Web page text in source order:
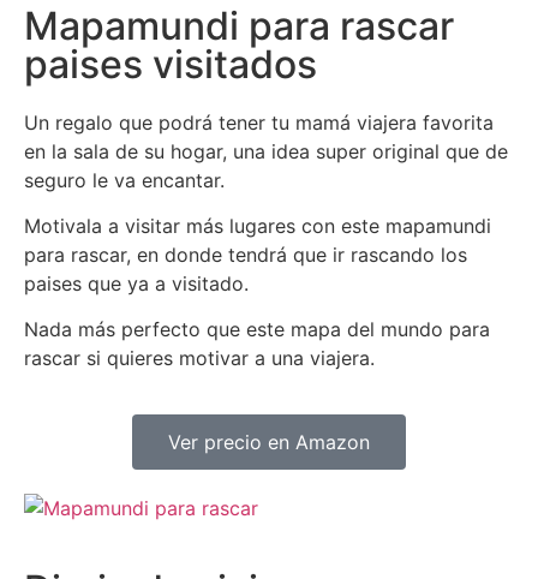
Mapamundi para rascar
paises visitados
Un regalo que podrá tener tu mamá viajera favorita
en la sala de su hogar, una idea super original que de
seguro le va encantar.
Motivala a visitar más lugares con este mapamundi
para rascar, en donde tendrá que ir rascando los
paises que ya a visitado.
Nada más perfecto que este mapa del mundo para
rascar si quieres motivar a una viajera.
Ver precio en Amazon